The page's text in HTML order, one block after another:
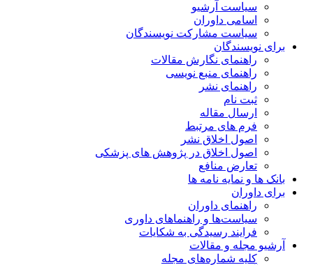
سیاست آرشیو
اسامی داوران
سیاست مشارکت نویسندگان
برای نویسندگان
راهنمای نگارش مقالات
راهنمای منبع نویسی
راهنمای نشر
ثبت نام
ارسال مقاله
فرم های مرتبط
اصول اخلاق نشر
اصول اخلاق در پژوهش های پزشکی
تعارض منافع
بانک ها و نمایه نامه ها
برای داوران
راهنمای داوران
سیاست‌ها و راهنماهای داوری
فرایند رسیدگی به شکایات
آرشیو مجله و مقالات
کلیه شماره‌های مجله